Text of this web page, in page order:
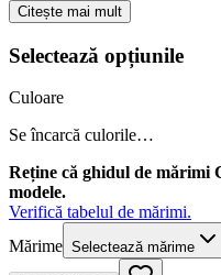
Citește mai mult
Selectează opțiunile
Culoare
Se încarcă culorile…
Reține că ghidul de mărimi
modele.
Verifică tabelul de mărimi.
Mărime Selectează mărime